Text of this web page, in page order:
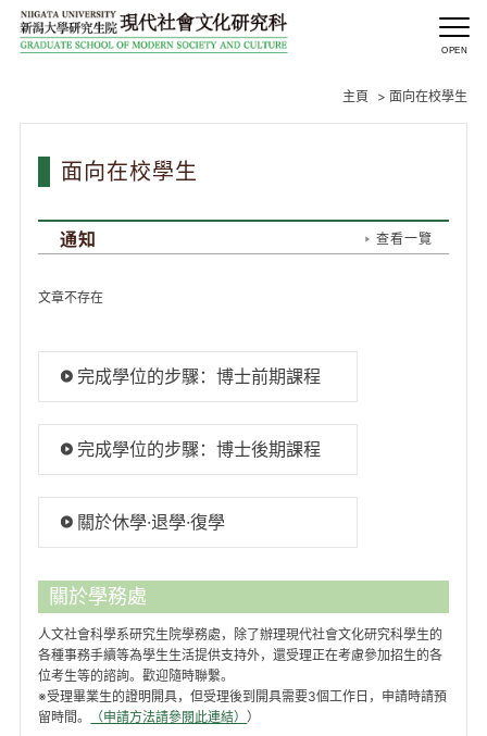
主頁 >面向在校學生
面向在校學生
通知 查看一覽
文章不存在
完成學位的步驟：博士前期課程
完成學位的步驟：博士後期課程
關於休學·退學·復學
關於學務處
人文社會科學系研究生院學務處，除了辦理現代社會文化研究科學生的
各種事務手續等為學生生活提供支持外，還受理正在考慮參加招生的各
位考生等的諮詢。歡迎隨時聯繫。
※受理畢業生的證明開具，但受理後到開具需要3個工作日，申請時請預
留時間。
（申請方法請參閱此連結））